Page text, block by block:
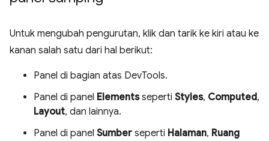
Untuk mengubah pengurutan, klik dan tarik ke kiri atau ke
kanan salah satu dari hal berikut:
Panel di bagian atas DevTools.
Panel di panel Elementsseperti Styles, Computed,
Layout, dan lainnya.
Panel di panel Sumber seperti Halaman, Ruang